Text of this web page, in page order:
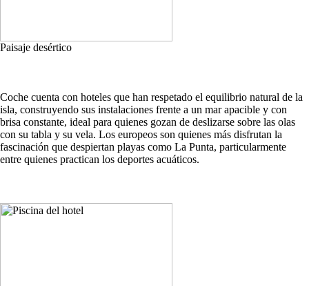
Paisaje desértico
Coche cuenta con hoteles que han respetado el equilibrio natural de la
isla, construyendo sus instalaciones frente a un mar apacible y con
brisa constante, ideal para quienes gozan de deslizarse sobre las olas
con su tabla y su vela. Los europeos son quienes más disfrutan la
fascinación que despiertan playas como La Punta, particularmente
entre quienes practican los deportes acuáticos.